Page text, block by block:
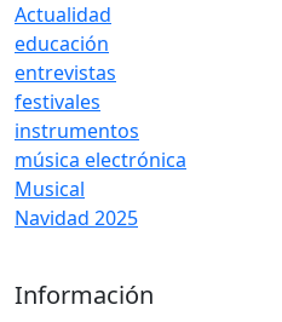
Actualidad
educación
entrevistas
festivales
instrumentos
música electrónica
Musical
Navidad 2025
Información